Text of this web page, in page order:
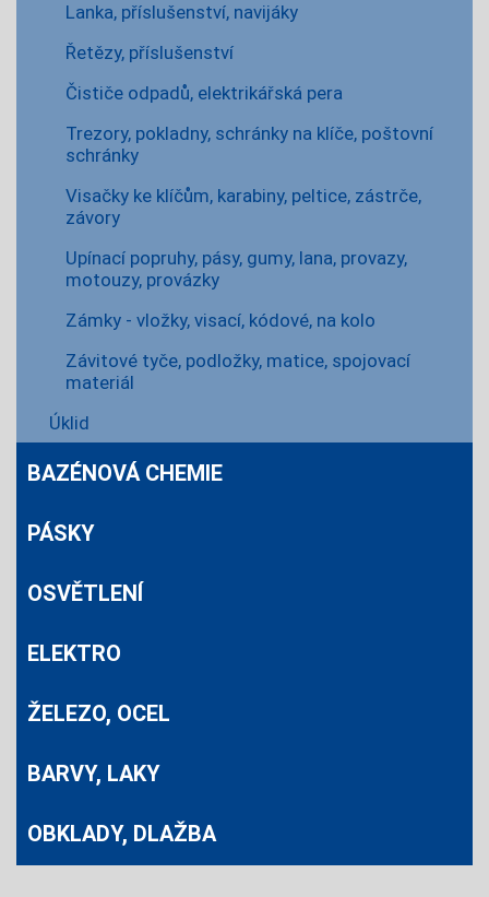
Lanka, příslušenství, navijáky
Řetězy, příslušenství
Čističe odpadů, elektrikářská pera
Trezory, pokladny, schránky na klíče, poštovní
schránky
Visačky ke klíčům, karabiny, peltice, zástrče,
závory
Upínací popruhy, pásy, gumy, lana, provazy,
motouzy, provázky
Zámky - vložky, visací, kódové, na kolo
Závitové tyče, podložky, matice, spojovací
materiál
Úklid
BAZÉNOVÁ CHEMIE
PÁSKY
OSVĚTLENÍ
ELEKTRO
ŽELEZO, OCEL
BARVY, LAKY
OBKLADY, DLAŽBA